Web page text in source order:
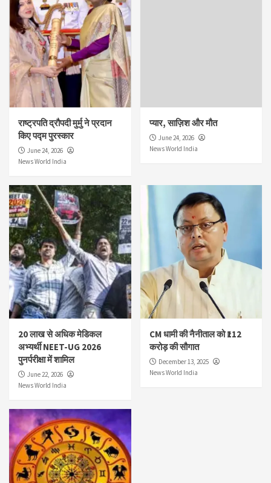
राष्ट्रपति द्रौपदी मुर्मु ने प्रदान
किए पद्म पुरस्कार
June 24, 2026
News World India
प्यार, साज़िश और मौत
June 24, 2026
News World India
20 लाख से अधिक मेडिकल
अभ्यर्थी NEET-UG 2026
पुनर्परीक्षा में शामिल
June 22, 2026
News World India
CM धामी की नैनीताल को ₹112
करोड़ की सौगात
December 13, 2025
News World India